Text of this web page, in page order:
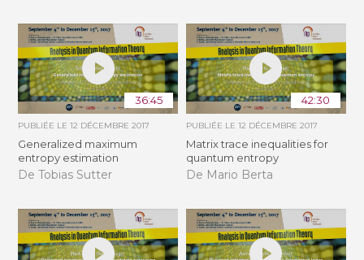
36:45
PUBLIÉE LE12 DÉCEMBRE 2017
Generalized maximum
entropy estimation
De Tobias Sutter
42:30
PUBLIÉE LE 12 DÉCEMBRE 2017
Matrix trace inequalities for
quantum entropy
De Mario Berta